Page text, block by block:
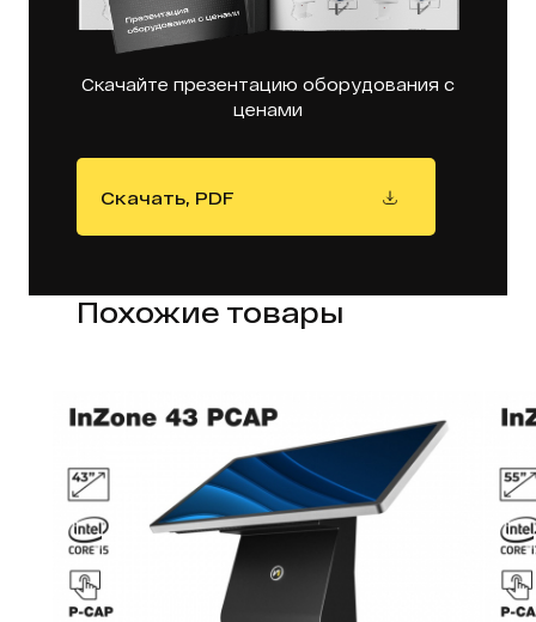
Скачайте презентацию оборудования с
ценами
Скачать, PDF
Похожие товары